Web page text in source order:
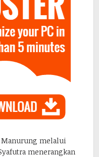
Manurung melalui
menerangkan